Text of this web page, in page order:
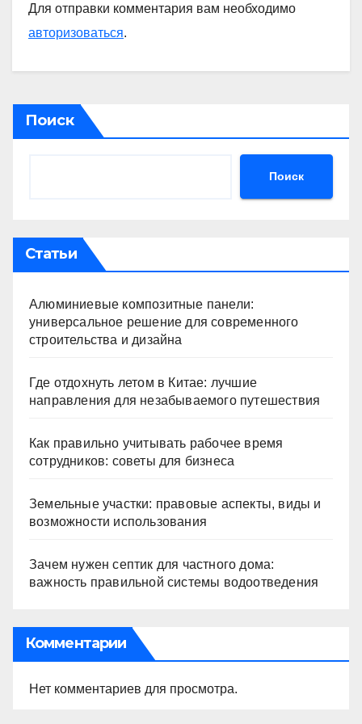
Для отправки комментария вам необходимо
авторизоваться.
Поиск
Поиск
Статьи
Алюминиевые композитные панели:
универсальное решение для современного
строительства и дизайна
Где отдохнуть летом в Китае: лучшие
направления для незабываемого путешествия
Как правильно учитывать рабочее время
сотрудников: советы для бизнеса
Земельные участки: правовые аспекты, виды и
возможности использования
Зачем нужен септик для частного дома:
важность правильной системы водоотведения
Комментарии
Нет комментариев для просмотра.